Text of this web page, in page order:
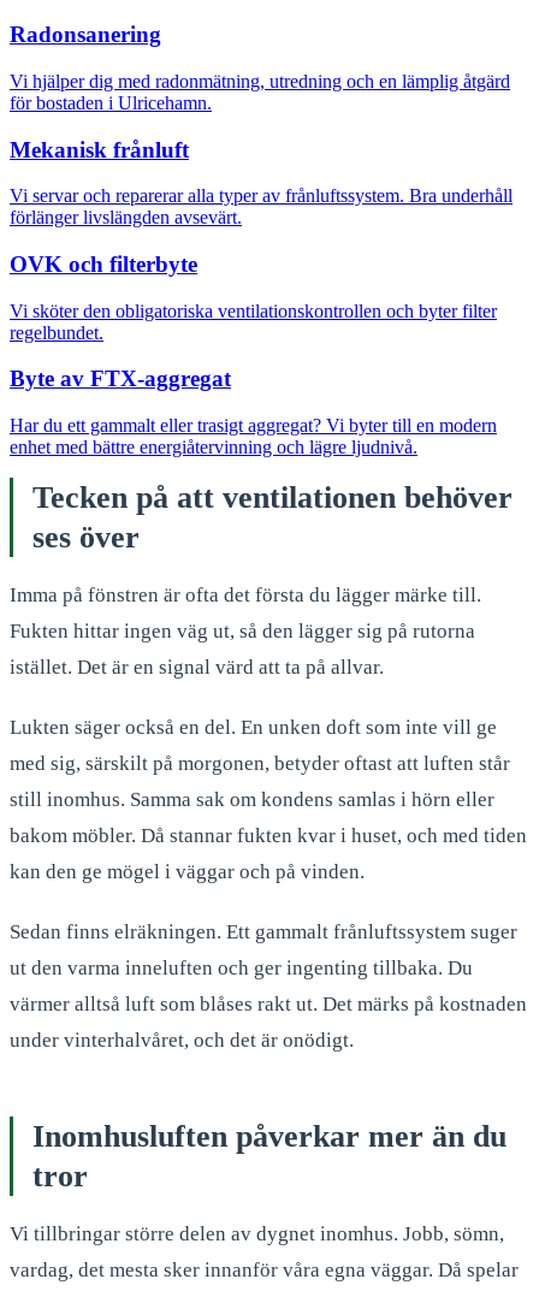
Radonsanering
Vi hjälper dig med radonmätning, utredning och en lämplig åtgärd
för bostaden i Ulricehamn.
Mekanisk frånluft
Vi servar och reparerar alla typer av frånluftssystem. Bra underhåll
förlänger livslängden avsevärt.
OVK och filterbyte
Vi sköter den obligatoriska ventilationskontrollen och byter filter
regelbundet.
Byte av FTX-aggregat
Har du ett gammalt eller trasigt aggregat? Vi byter till en modern
enhet med bättre energiåtervinning och lägre ljudnivå.
Tecken på att ventilationen behöver
ses över
Imma på fönstren är ofta det första du lägger märke till.
Fukten hittar ingen väg ut, så den lägger sig på rutorna
istället. Det är en signal värd att ta på allvar.
Lukten säger också en del. En unken doft som inte vill ge
med sig, särskilt på morgonen, betyder oftast att luften står
still inomhus. Samma sak om kondens samlas i hörn eller
bakom möbler. Då stannar fukten kvar i huset, och med tiden
kan den ge mögel i väggar och på vinden.
Sedan finns elräkningen. Ett gammalt frånluftssystem suger
ut den varma inneluften och ger ingenting tillbaka. Du
värmer alltså luft som blåses rakt ut. Det märks på kostnaden
under vinterhalvåret, och det är onödigt.
Inomhusluften påverkar mer än du
tror
Vi tillbringar större delen av dygnet inomhus. Jobb, sömn,
vardag, det mesta sker innanför våra egna väggar. Då spelar